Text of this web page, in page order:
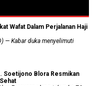
Wafat Dalam Perjalanan Haji
— Kabar duka menyelimuti
Soetijono Blora Resmikan